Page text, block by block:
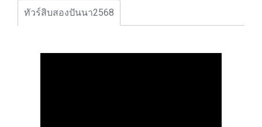
ทัวร์สิบสองปันนา2568